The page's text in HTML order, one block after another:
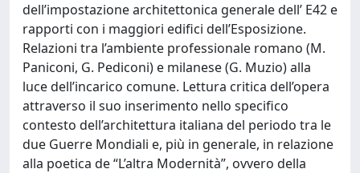
dell’impostazione architettonica generale dell’ E42 e
rapporti con i maggiori edifici dell’Esposizione.
Relazioni tra l’ambiente professionale romano (M.
Paniconi, G. Pediconi) e milanese (G. Muzio) alla
luce dell’incarico comune. Lettura critica dell’opera
attraverso il suo inserimento nello specifico
contesto dell’architettura italiana del periodo tra le
due Guerre Mondiali e, più in generale, in relazione
alla poetica de “L’altra Modernità”, ovvero della